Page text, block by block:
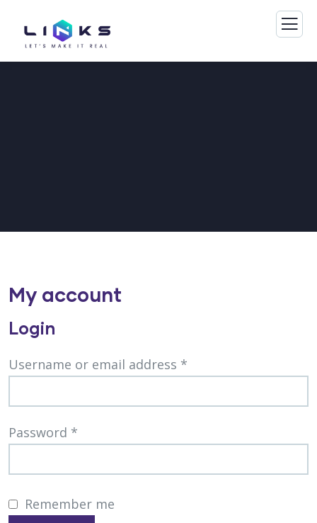
My account
Login
Username or email address *
Password *
Remember me